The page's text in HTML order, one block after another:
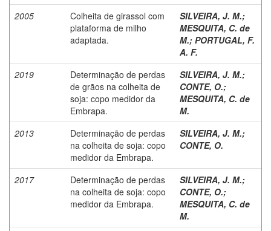
2005
Colheita de girassol com
plataforma de milho
adaptada.
SILVEIRA, J. M.;
MESQUITA, C. de
M.; PORTUGAL, F.
A. F.
2019
Determinação de perdas
de grãos na colheita de
soja: copo medidor da
Embrapa.
SILVEIRA, J. M.;
CONTE, O.;
MESQUITA, C. de
M.
2013
Determinação de perdas
na colheita de soja: copo
medidor da Embrapa.
SILVEIRA, J. M.;
CONTE, O.
2017
Determinação de perdas
na colheita de soja: copo
medidor da Embrapa.
SILVEIRA, J. M.;
CONTE, O.;
MESQUITA, C. de
M.